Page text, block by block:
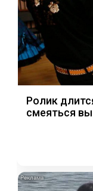
Ролик
смеяться